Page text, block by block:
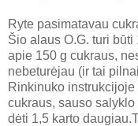
Ryte pasimatavau
Šio alaus O.G. turi
apie 150 g cukraus,
nebeturėjau (ir tai
Rinkinuko
cukraus, sauso
dėti 1,5 karto